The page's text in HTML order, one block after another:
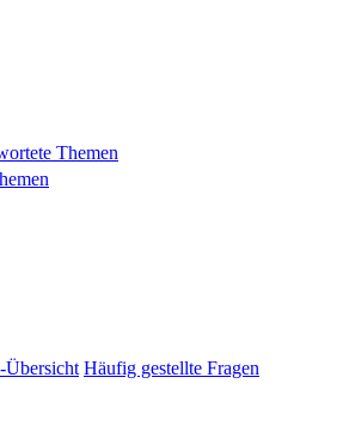
Themen
Übersicht Häufig gestellte Fragen